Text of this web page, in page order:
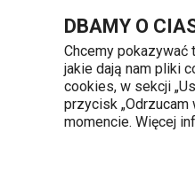
DBAMY O
Chcemy pokazywać
jakie dają nam pliki
cookies, w sekcji
przycisk
momencie. Więcej
Kategorie